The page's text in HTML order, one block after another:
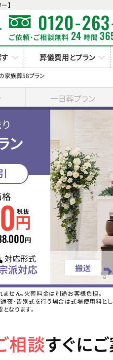
】
0120-263
ご依頼･ご相談無料 24 時間
葬儀費用とプラン
家族葬58プラン
一日葬プラン
ン
円
税抜
,000円
対応形式
派対応 搬送
せん。火葬料金は別途お客様負担。
･告別式を行う場合は式場使用料と
なります。
相談すぐに